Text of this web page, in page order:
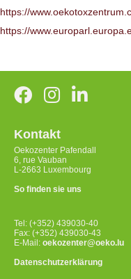
https://
https://
Kontakt
Oekozenter Pafendall
6, rue Vauban
L-2663 Luxembourg
So finden sie uns
Tel: (+352) 439030-40
Fax: (+352) 439030-43
E-Mail: oekozenter@oeko.lu
Datenschutzerklärung